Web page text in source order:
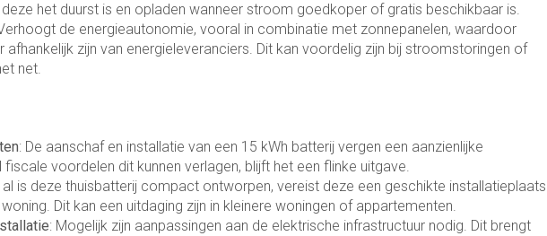
het duurst is en opladen wanneer stroom goedkoper of gratis beschikbaar is.
de energieautonomie, vooral in combinatie met zonnepanelen, waardoor
afhankelijk zijn van energieleveranciers. Dit kan voordelig zijn bij stroomstoringen of
net.
: De aanschaf en installatie van een 15 kWh batterij vergen een aanzienlijke
fiscale voordelen dit kunnen verlagen, blijft het een flinke uitgave.
al is deze thuisbatterij compact ontworpen, vereist deze een geschikte installatieplaats
Dit kan een uitdaging zijn in kleinere woningen of appartementen.
: Mogelijk zijn aanpassingen aan de elektrische infrastructuur nodig. Dit brengt